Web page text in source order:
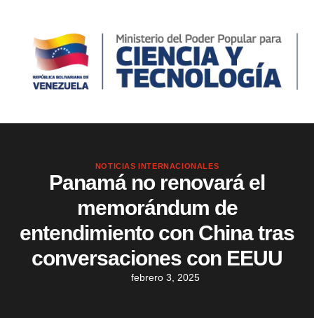
NOTICIAS INTERNACIONALES
Panamá no renovará el
memorándum de
entendimiento con China tras
conversaciones con EEUU
febrero 3, 2025